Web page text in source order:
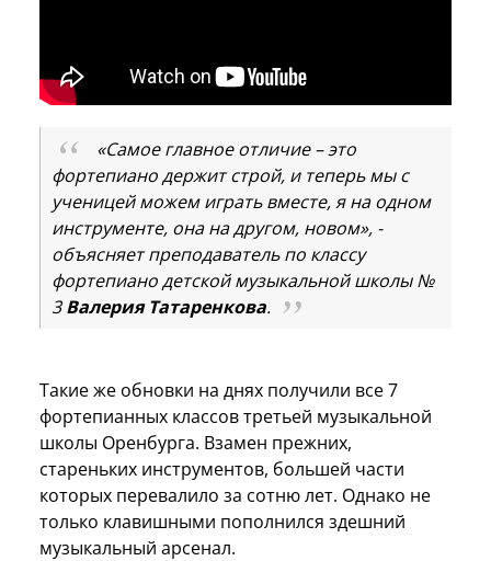
«Самое главное отличие – это
фортепиано держит строй, и теперь мы с
ученицей можем играть вместе, я на одном
инструменте, она на другом, новом», -
объясняет преподаватель по классу
фортепиано детской музыкальной школы №
3Валерия Татаренкова.
Такие же обновки на днях получили все 7
фортепианных классов третьей музыкальной
школы Оренбурга. Взамен прежних,
стареньких инструментов, большей части
которых перевалило за сотню лет. Однако не
только клавишными пополнился здешний
музыкальный арсенал.